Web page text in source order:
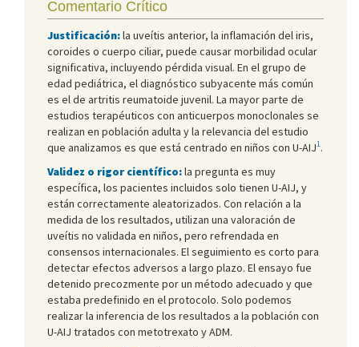
Comentario Crítico
Justificación:la uveítis anterior, la inflamación del iris,
coroides o cuerpo ciliar, puede causar morbilidad ocular
significativa, incluyendo pérdida visual. En el grupo de
edad pediátrica, el diagnóstico subyacente más común
es el de artritis reumatoide juvenil. La mayor parte de
estudios terapéuticos con anticuerpos monoclonales se
realizan en población adulta y la relevancia del estudio
que analizamos es que está centrado en niños con U-AIJ1.
Validez o rigor científico:la pregunta es muy
específica, los pacientes incluidos solo tienen U-AIJ, y
están correctamente aleatorizados. Con relación a la
medida de los resultados, utilizan una valoración de
uveítis no validada en niños, pero refrendada en
consensos internacionales. El seguimiento es corto para
detectar efectos adversos a largo plazo. El ensayo fue
detenido precozmente por un método adecuado y que
estaba predefinido en el protocolo. Solo podemos
realizar la inferencia de los resultados a la población con
U-AIJ tratados con metotrexato y ADM.